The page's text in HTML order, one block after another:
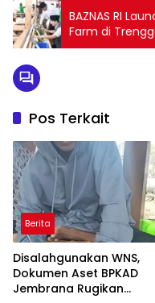
BAZNAS RI
Farm di
untuk
Pos Terkait
Berita
Disalahgunakan WNS,
Dokumen Aset BPKAD
Jembrana Rugikan